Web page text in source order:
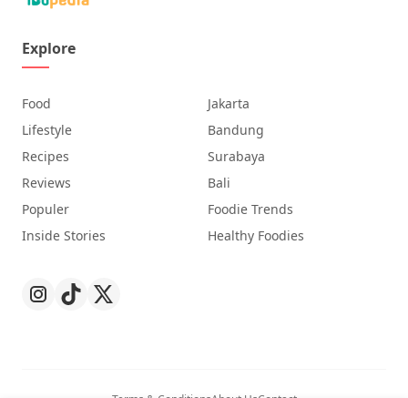
Explore
Food
Lifestyle
Recipes
Reviews
Populer
Inside Stories
Jakarta
Bandung
Surabaya
Bali
Foodie Trends
Healthy Foodies